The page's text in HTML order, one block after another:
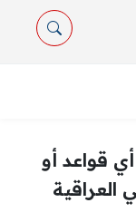
قواعد أو
العراقية